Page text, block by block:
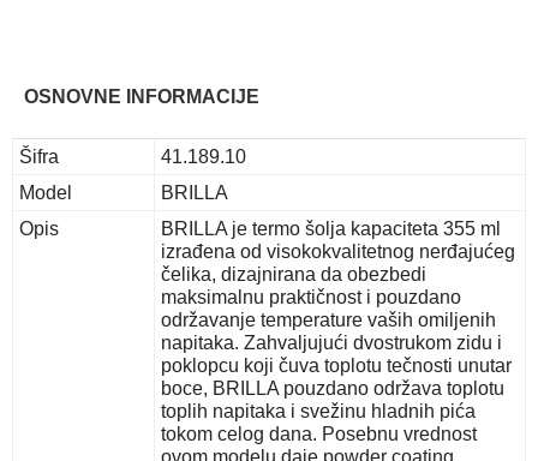
OSNOVNE INFORMACIJE
Šifra
41.189.10
Model
BRILLA
Opis
BRILLA je termo šolja kapaciteta 355 ml
izrađena od visokokvalitetnog nerđajućeg
čelika, dizajnirana da obezbedi
maksimalnu praktičnost i pouzdano
održavanje temperature vaših omiljenih
napitaka. Zahvaljujući dvostrukom zidu i
poklopcu koji čuva toplotu tečnosti unutar
boce, BRILLA pouzdano održava toplotu
toplih napitaka i svežinu hladnih pića
tokom celog dana. Posebnu vrednost
ovom modelu daje powder coating